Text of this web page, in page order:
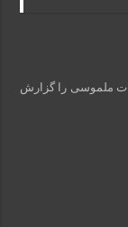
ملموسی را گزارش